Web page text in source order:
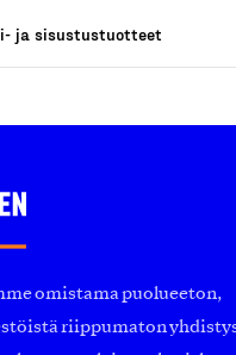
ja sisustustuotteet
omistama puolueeton,
riippumaton